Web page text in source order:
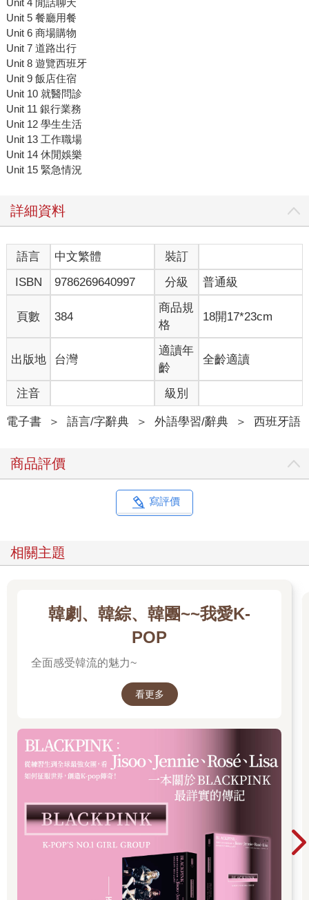
Unit 4 閒話聊天
Unit 5 餐廳用餐
Unit 6 商場購物
Unit 7 道路出行
Unit 8 遊覽西班牙
Unit 9 飯店住宿
Unit 10 就醫問診
Unit 11 銀行業務
Unit 12 學生生活
Unit 13 工作職場
Unit 14 休閒娛樂
Unit 15 緊急情況
詳細資料
語言 中文繁體
裝訂
ISBN
9786269640997 分級 普通級
頁數 384
商品規
格
18開17*23cm
出版地 台灣
適讀年
齡
全齡適讀
注音 級別
電子書 ＞ 語言/字辭典 ＞ 外語學習/辭典 ＞ 西班牙語
商品評價
寫評價
相關主題
韓劇、韓綜、韓團~~我愛K-
POP
全面感受韓流的魅力~
看更多